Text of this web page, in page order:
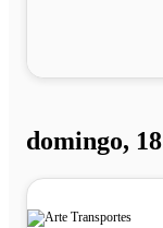
domingo,